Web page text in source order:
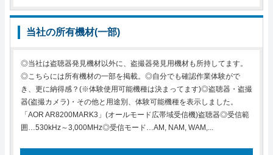
当社の所有機材(一部)
◎当社は盗聴器発見機材以外に、盗撮器発見用機材も所持してます。
◎こちらには所有機材の一部を掲載。◎自分でも確認作業体験がで
き、更に納得感？(※体験使用可能機種は決まってます)◎盗聴器・盗撮
器(盗撮カメラ)・その他と用途別、体験可能機種を表示しました。
「AOR AR8200MARK3」(オールモード広帯域受信機)盗聴器◎受信範
囲…530kHz～3,000MHz◎受信モード…AM, NAM, WAM,...